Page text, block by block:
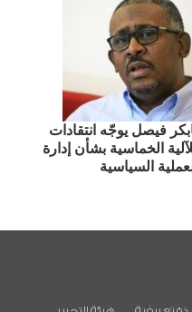
فيصل يوجّه انتقادات
الخماسية بشأن إدارة
السياسية